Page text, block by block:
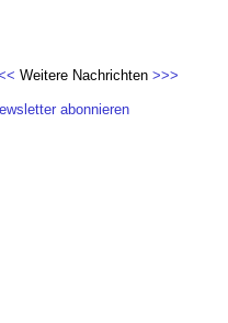
Weitere Nachrichten >>>
abonnieren